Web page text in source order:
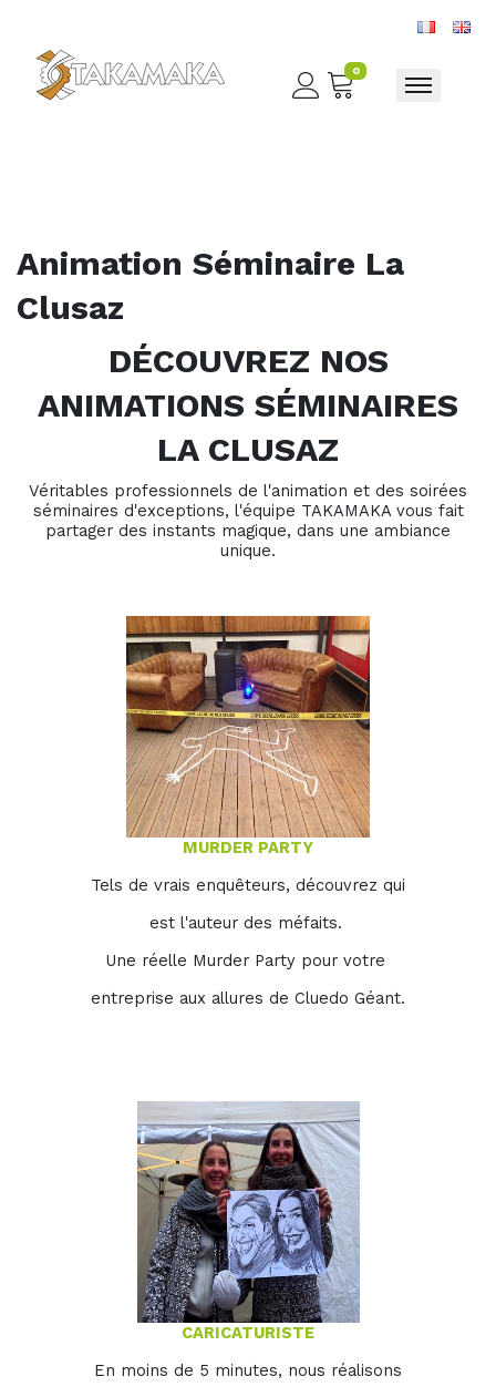
0
Toggle
Animation Séminaire La
Clusaz
DÉCOUVREZ NOS
ANIMATIONS SÉMINAIRES
LA CLUSAZ
Véritables professionnels de l'animation et des soirées
séminaires d'exceptions, l'équipe TAKAMAKA vous fait
partager des instants magique, dans une ambiance
unique.
MURDER PARTY
Tels de vrais enquêteurs, découvrez qui
est l'auteur des méfaits.
Une réelle Murder Party pour votre
entreprise aux allures de Cluedo Géant.
CARICATURISTE
En moins de 5 minutes, nous réalisons